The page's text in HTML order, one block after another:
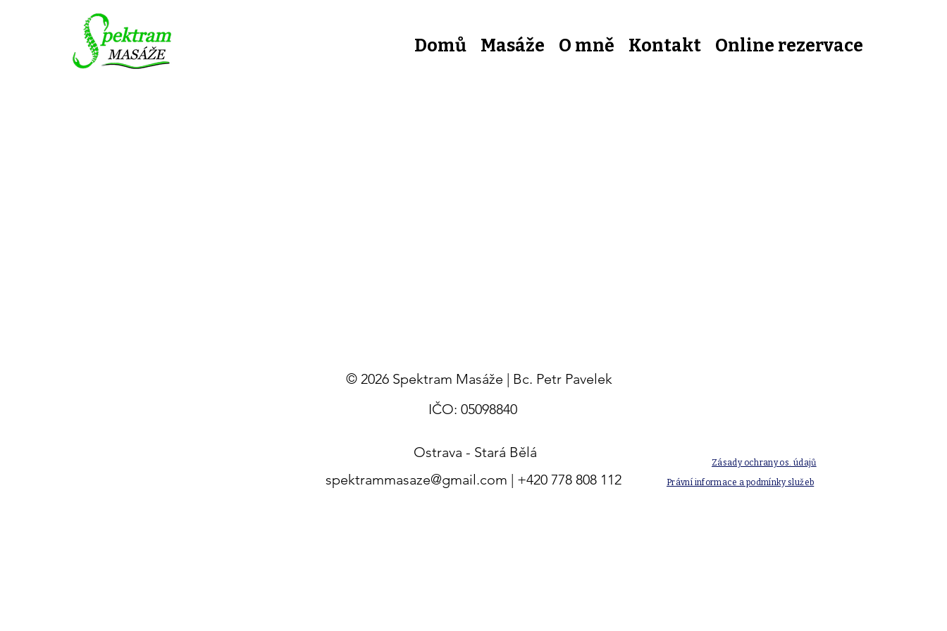
Domů Masáže O mně Kontakt Online rezervace
© 2026 Spektram Masáže | Bc. Petr Pavelek
IČO: 05098840
Ostrava - Stará Bělá
spektrammasaze@gmail.com | +420 778 808 112
Zásady ochrany os. údajů
Právní informace a podmínky služeb